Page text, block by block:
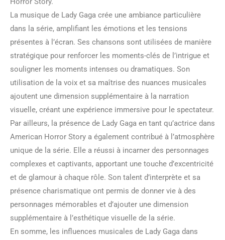
La musique de Lady Gaga crée une ambiance particulière
dans la série, amplifiant les émotions et les tensions
présentes à l’écran. Ses chansons sont utilisées de manière
stratégique pour renforcer les moments-clés de l’intrigue et
souligner les moments intenses ou dramatiques. Son
utilisation de la voix et sa maîtrise des nuances musicales
ajoutent une dimension supplémentaire à la narration
visuelle, créant une expérience immersive pour le spectateur.
Par ailleurs, la présence de Lady Gaga en tant qu’actrice dans
American Horror Story a également contribué à l’atmosphère
unique de la série. Elle a réussi à incarner des personnages
complexes et captivants, apportant une touche d’excentricité
et de glamour à chaque rôle. Son talent d’interprète et sa
présence charismatique ont permis de donner vie à des
personnages mémorables et d’ajouter une dimension
supplémentaire à l’esthétique visuelle de la série.
En somme, les influences musicales de Lady Gaga dans